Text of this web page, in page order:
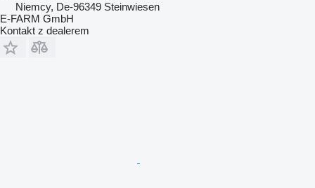
Niemcy, De-96349 Steinwiesen
E-FARM GmbH
Kontakt z dealerem